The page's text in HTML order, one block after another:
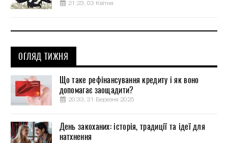
21:23, 03 Квітня
ОГЛЯД ТИЖНЯ
Що таке рефінансування кредиту і як воно
допомагає заощадити?
20:33, 31 Березня 2025
День закоханих: історія, традиції та ідеї для
натхнення